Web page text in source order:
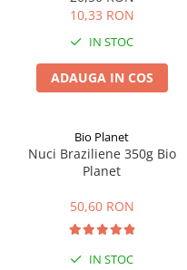
Produse sanatate sexuala
Produse pentru Ea
Produse pentru sportivi
Suplimente fitness
Batoane proteice
Pentru antrenament
Mama si copilul
Produse pentru copii
Sarcina si alaptare
Atelierul de cafea si ceaiuri
Ceaiuri simple
Ceaiuri medicinale compuse
Ceaiuri Maté
Cafea verde
Ulei de Cocos
10,33 RON
IN STOC
ADAUGA IN COS
Bio Planet
Nuci Braziliene 350g Bio
Planet
50,60 RON
IN STOC